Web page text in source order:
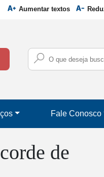
Aumentar textos
Fale Conosco
de